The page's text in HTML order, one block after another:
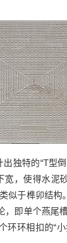
出独特的“T型
宽，使得水泥
似于榫卯结构。
，即单个燕尾
环环相扣的“